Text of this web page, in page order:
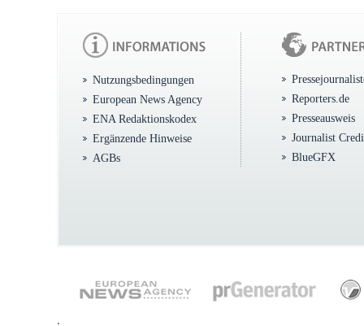
Nutzungsbedingungen
European News Agency
ENA Redaktionskodex
Ergänzende Hinweise
AGBs
Reporters.de
Presseausweis
Journalist
BlueGFX
.